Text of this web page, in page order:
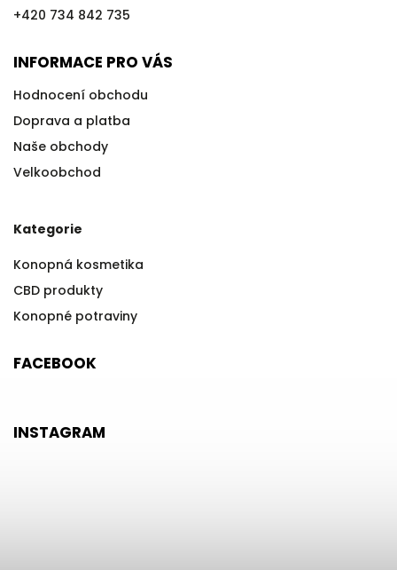
+420 734 842 735
INFORMACE PRO VÁS
Hodnocení obchodu
Doprava a platba
Naše obchody
Velkoobchod
Kategorie
Konopná kosmetika
CBD produkty
Konopné potraviny
FACEBOOK
INSTAGRAM